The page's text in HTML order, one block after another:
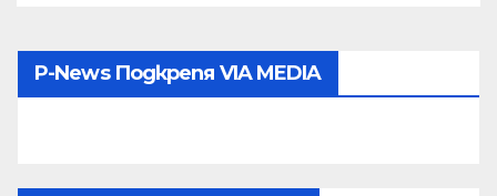
P-News Подкрепя VIA MEDIA